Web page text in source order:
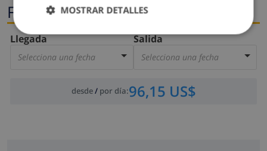
Fechas
Llegada
Selecciona una fecha
Salida
Selecciona una fecha
desde/ por día:96,15 US$
MOSTRAR DETALLES